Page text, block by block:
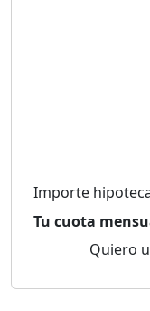
Importe
Tu cuota
Quiero